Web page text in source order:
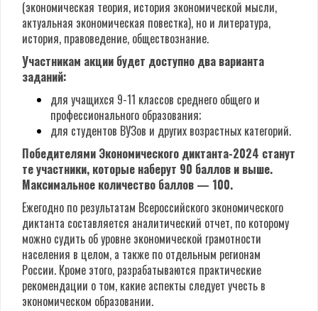
(экономическая теория, история экономической мысли,
актуальная экономическая повестка), но и литература,
история, правоведение, обществознание.
Участникам акции будет доступно два варианта
заданий:
для учащихся 9-11 классов среднего общего и
профессионального образования;
для студентов ВУЗов и других возрастных категорий.
Победителями Экономического диктанта-2024 станут
те участники, которые наберут 90 баллов и выше.
Максимальное количество баллов — 100.
Ежегодно по результатам Всероссийского экономического
диктанта составляется аналитический отчет, по которому
можно судить об уровне экономической грамотности
населения в целом, а также по отдельным регионам
России. Кроме этого, разрабатываются практические
рекомендации о том, какие аспекты следует учесть в
экономическом образовании.